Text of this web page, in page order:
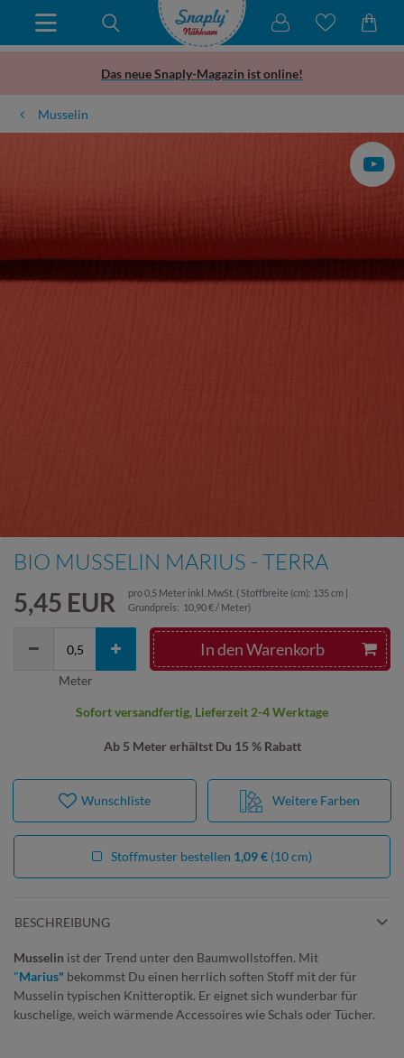
Das neue Snaply-Magazin ist online!
Musselin
BIO MUSSELIN MARIUS - TERRA
5,45 EUR pro0,5 Meter inkl. MwSt. ( Stoffbreite (cm): 135 cm |
Grundpreis: 10,90 € / Meter)
Ab 5 Meter erhältst Du 15 % Rabatt
In den Warenkorb
Meter
Sofort versandfertig, Lieferzeit 2-4 Werktage
Weitere Farben
Wunschliste
Stoffmuster bestellen 1,09 € (10 cm)
BESCHREIBUNG
Musselin ist der Trend unter den Baumwollstoffen. Mit
"Marius" bekommst Du einen herrlich soften Stoff mit der für
Musselin typischen Knitteroptik. Er eignet sich wunderbar für
kuschelige, weich wärmende Accessoires wie Schals oder Tücher.